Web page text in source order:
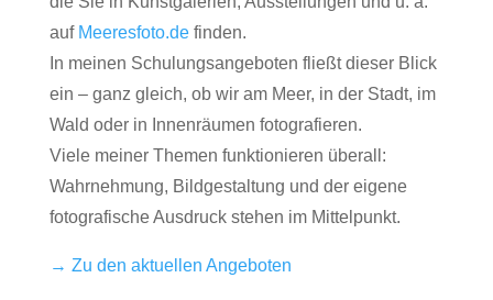
auf Meeresfoto.definden.
In meinen Schulungsangeboten fließt dieser Blick
ein – ganz gleich, ob wir am Meer, in der Stadt, im
Wald oder in Innenräumen fotografieren.
Viele meiner Themen funktionieren überall:
Wahrnehmung, Bildgestaltung und der eigene
fotografische Ausdruck stehen im Mittelpunkt.
→ Zu den aktuellen Angeboten